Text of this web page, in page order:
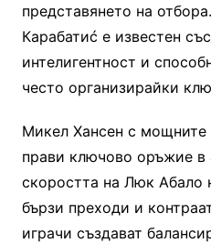
представянето на
Карабатиć е известен
интелигентност и
често организирайки
Микел Хансен с мощните
прави ключово оръжие в
скоростта на Люк Абало
бързи преходи и
играчи създават